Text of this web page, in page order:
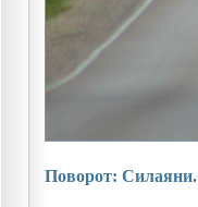
Поворот: Силаяни.